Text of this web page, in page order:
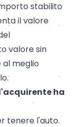
stabilito
il valore
valore sin
meglio
ha
tenere l'auto.